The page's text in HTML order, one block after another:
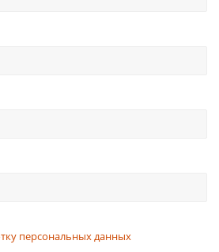
персональных данных